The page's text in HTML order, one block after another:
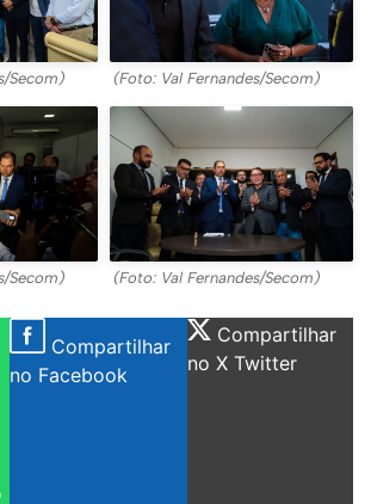
Secom) (Foto: Val Fernandes/Secom)
Secom) (Foto: Val Fernandes/Secom)
Compartilhar
no Facebook
Compartilhar
no X Twitter